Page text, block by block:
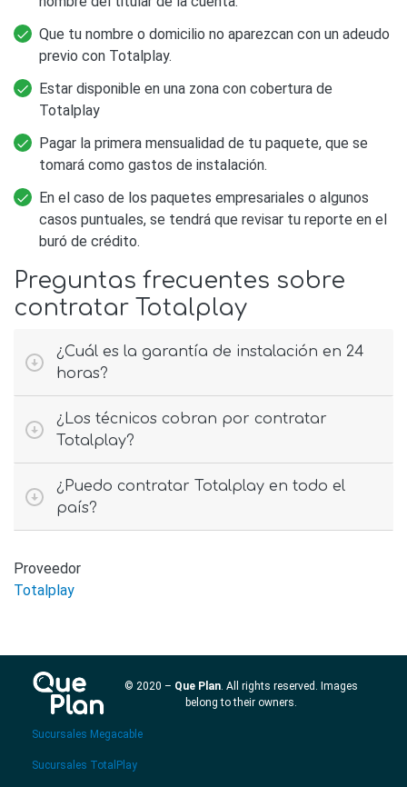
Que tu nombre o domicilio no aparezcan con un adeudo
previo con Totalplay.
Estar disponible en una zona con cobertura de
Totalplay
Pagar la primera mensualidad de tu paquete, que se
tomará como gastos de instalación.
En el caso de los paquetes empresariales o algunos
casos puntuales, se tendrá que revisar tu reporte en el
buró de crédito.
Preguntas frecuentes sobre
contratar Totalplay
¿Cuál es la garantía de instalación en 24
horas?
¿Los técnicos cobran por contratar
Totalplay?
¿Puedo contratar Totalplay en todo el
país?
Proveedor
Totalplay
© 2020 – Que Plan. All rights reserved. Images
belong to their owners.
Sucursales Megacable
Sucursales TotalPlay